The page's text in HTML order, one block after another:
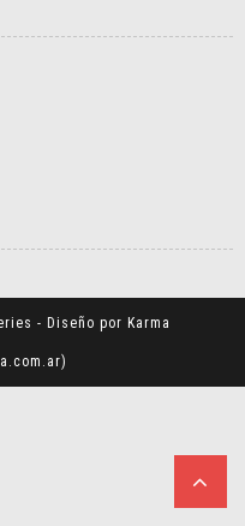
- Diseño por Karma
)